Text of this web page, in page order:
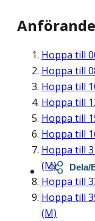
Hoppa till
Hoppa till
Hoppa till
Hoppa till
Hoppa till
Hoppa till
Hoppa till
(M)
Hoppa till
Hoppa till
(M)
Dela/